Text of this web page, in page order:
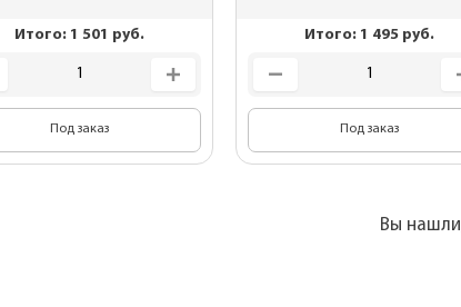
Комплектующие для
гибкой черепицы
Металлические планки
для монтажа
Подкровельная
Для дачного домика
Итого: 1 501 руб.
Под заказ
Итого: 1 495 руб.
Под заказ
Вы